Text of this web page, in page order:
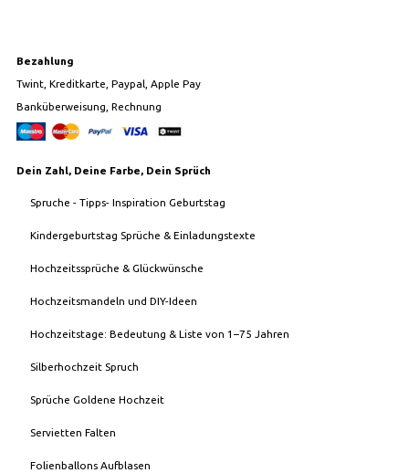
Bezahlung
Twint, Kreditkarte, Paypal, Apple Pay
Banküberweisung, Rechnung
Dein Zahl, Deine Farbe, Dein Sprüch
Spruche - Tipps- Inspiration Geburtstag
Kindergeburtstag Sprüche & Einladungstexte
Hochzeitssprüche & Glückwünsche
Hochzeitsmandeln und DIY-Ideen
Hochzeitstage: Bedeutung & Liste von 1–75 Jahren
Silberhochzeit Spruch
Sprüche Goldene Hochzeit
Servietten Falten
Folienballons Aufblasen